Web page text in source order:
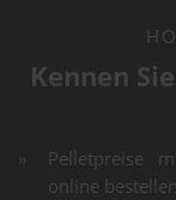
Kennen
Pelletpreise
online bestellen